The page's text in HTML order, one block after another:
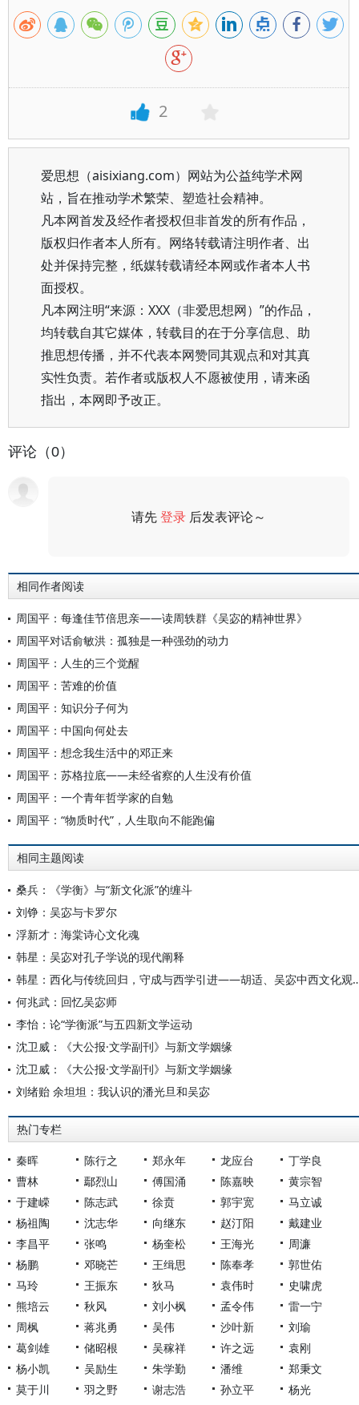
2
爱思想（aisixiang.com）网站为公益纯学术网
站，旨在推动学术繁荣、塑造社会精神。
凡本网首发及经作者授权但非首发的所有作品，
版权归作者本人所有。网络转载请注明作者、出
处并保持完整，纸媒转载请经本网或作者本人书
面授权。
凡本网注明“来源：XXX（非爱思想网）”的作品，
均转载自其它媒体，转载目的在于分享信息、助
推思想传播，并不代表本网赞同其观点和对其真
实性负责。若作者或版权人不愿被使用，请来函
指出，本网即予改正。
评论（0）
请先登录 后发表评论～
相同作者阅读
周国平：每逢佳节倍思亲——读周轶群《吴宓的精神世界》
周国平对话俞敏洪：孤独是一种强劲的动力
周国平：人生的三个觉醒
周国平：苦难的价值
周国平：知识分子何为
周国平：中国向何处去
周国平：想念我生活中的邓正来
周国平：苏格拉底——未经省察的人生没有价值
周国平：一个青年哲学家的自勉
周国平：“物质时代”，人生取向不能跑偏
相同主题阅读
桑兵：《学衡》与“新文化派”的缠斗
刘铮：吴宓与卡罗尔
浮新才：海棠诗心文化魂
韩星：吴宓对孔子学说的现代阐释
韩星：西化与传统回归，守成与西
何兆武：回忆吴宓师
李怡：论“学衡派”与五四新文学运动
沈卫威：《大公报·文学副刊》与新文学姻缘
沈卫威：《大公报·文学副刊》与新文学姻缘
刘绪贻 余坦坦：我认识的潘光旦和吴宓
热门专栏
秦晖 陈行之 郑永年 龙应台
丁学良
曹林
鄢烈山 傅国涌 陈嘉映
黄宗智
于建嵘
陈志武 徐贲 郭宇宽
马立诚
杨祖陶
沈志华 向继东 赵汀阳
戴建业
李昌平
张鸣 杨奎松 王海光
周濂
杨鹏
邓晓芒 王缉思 陈奉孝
郭世佑
马玲
王振东 狄马 袁伟时
史啸虎
熊培云
秋风 刘小枫 孟令伟
雷一宁
周枫
蒋兆勇 吴伟 沙叶新
刘瑜
葛剑雄
储昭根 吴稼祥 许之远
袁刚
杨小凯
吴励生 朱学勤 潘维
郑秉文
莫于川
羽之野 谢志浩 孙立平 杨光